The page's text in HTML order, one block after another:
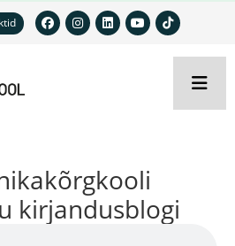
kirjandusblogi